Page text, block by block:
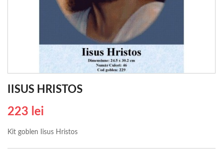
IISUS HRISTOS
223 lei
Kit goblen Iisus Hristos